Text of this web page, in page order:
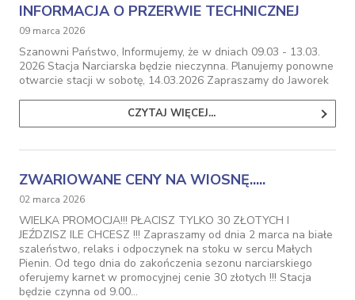
INFORMACJA O PRZERWIE TECHNICZNEJ
09 marca 2026
Szanowni Państwo, Informujemy, że w dniach 09.03 - 13.03.
2026 Stacja Narciarska będzie nieczynna. Planujemy ponowne
otwarcie stacji w sobotę, 14.03.2026 Zapraszamy do Jaworek
CZYTAJ WIĘCEJ...
ZWARIOWANE CENY NA WIOSNĘ.....
02 marca 2026
WIELKA PROMOCJA!!! PŁACISZ TYLKO 30 ZŁOTYCH I
JEŹDZISZ ILE CHCESZ !!! Zapraszamy od dnia 2 marca na białe
szaleństwo, relaks i odpoczynek na stoku w sercu Małych
Pienin. Od tego dnia do zakończenia sezonu narciarskiego
oferujemy karnet w promocyjnej cenie 30 złotych !!! Stacja
będzie czynna od 9.00…